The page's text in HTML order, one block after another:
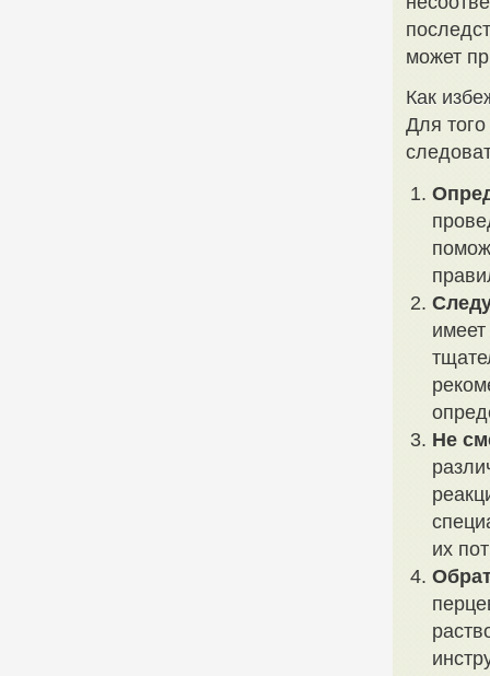
может
Как
Для
Не
их